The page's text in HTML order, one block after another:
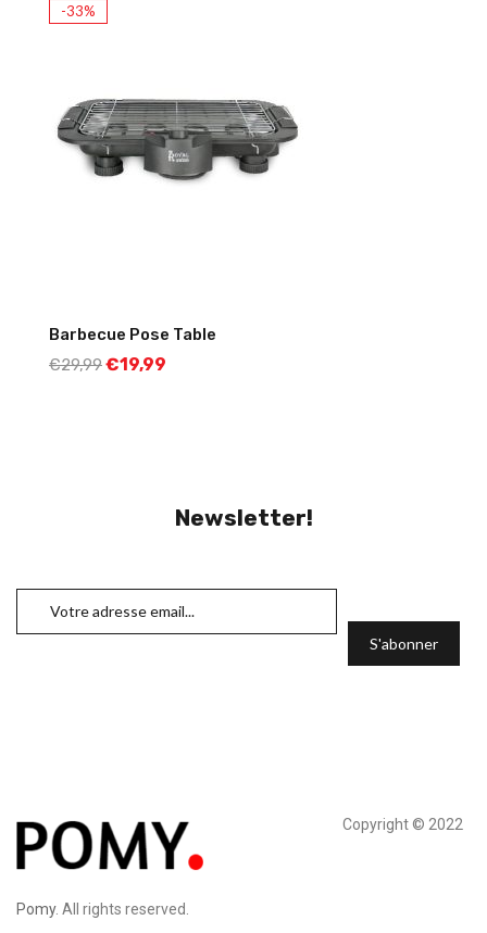
-33%
Barbecue Pose Table
€29,99€19,99
Newsletter!
Copyright © 2022
Pomy. All rights reserved.